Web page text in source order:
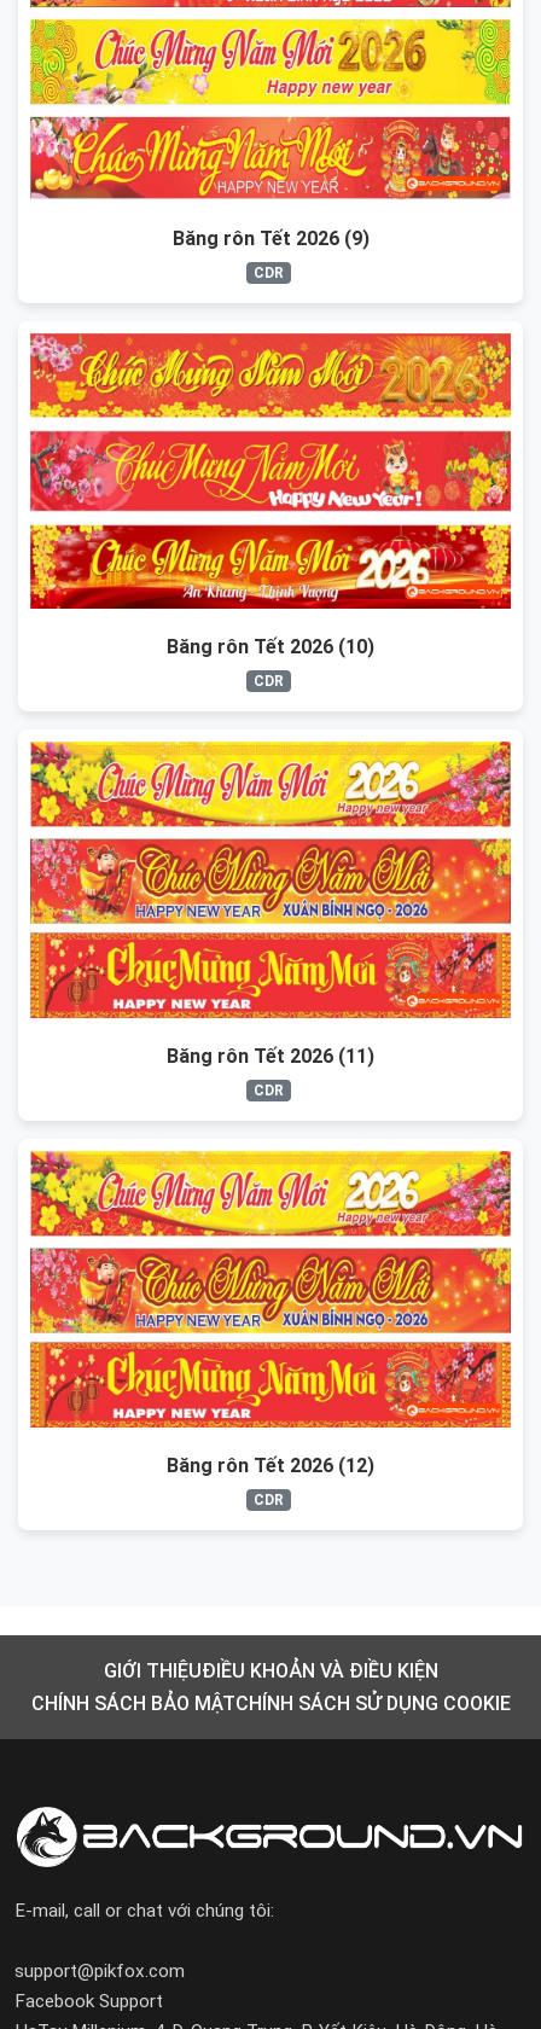
Băng rôn Tết 2026 (9)
CDR
Băng rôn Tết 2026 (10)
CDR
Băng rôn Tết 2026 (11)
CDR
Băng rôn Tết 2026 (12)
CDR
GIỚI THIỆUĐIỀU KHOẢN VÀ ĐIỀU KIỆN
CHÍNH SÁCH BẢO MẬTCHÍNH SÁCH SỬ DỤNG COOKIE
E-mail, call or chat với chúng tôi:
support@pikfox.com
Facebook Support